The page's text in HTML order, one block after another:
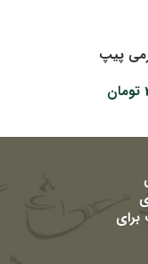
پیپ
تومان